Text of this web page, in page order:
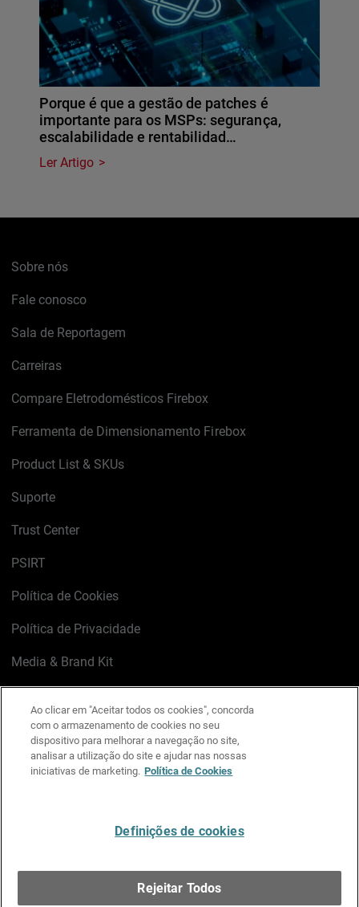
Porque é que a gestão de patches é
importante para os MSPs: segurança,
escalabilidade e rentabilidad…
Ler Artigo
Sobre nós
Fale conosco
Sala de Reportagem
Carreiras
Compare Eletrodomésticos Firebox
Ferramenta de Dimensionamento Firebox
Product List & SKUs
Suporte
Trust Center
PSIRT
Política de Cookies
Política de Privacidade
Media & Brand Kit
LinkedIn
X FacebookInstagram
YouTube
Ao clicar em "Aceitar todos os cookies", concorda
com o armazenamento de cookies no seu
dispositivo para melhorar a navegação no site,
analisar a utilização do site e ajudar nas nossas
iniciativas de marketing. Política de Cookies
Definições de cookies
Rejeitar Todos